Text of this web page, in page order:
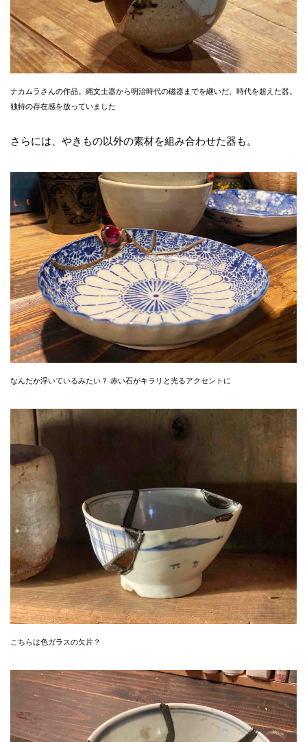
ナカムラさんの作品。縄文土器から明治時代の磁器までを継いだ、時代を超えた器。
独特の存在感を放っていました
さらには、やきもの以外の素材を組み合わせた器も。
なんだか浮いているみたい？ 赤い石がキラリと光るアクセントに
こちらは色ガラスの欠片？